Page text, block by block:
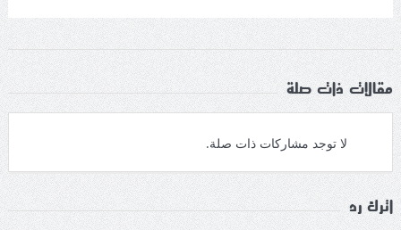
مقالات ذات صلة
لا توجد مشاركات ذات صلة.
اترك رد